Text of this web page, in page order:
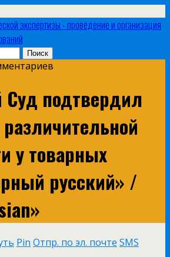
экспертизы - проведение и организация
подтвердил
различительной
у товарных
русский» /
Pin Отпр. по эл. почте SMS